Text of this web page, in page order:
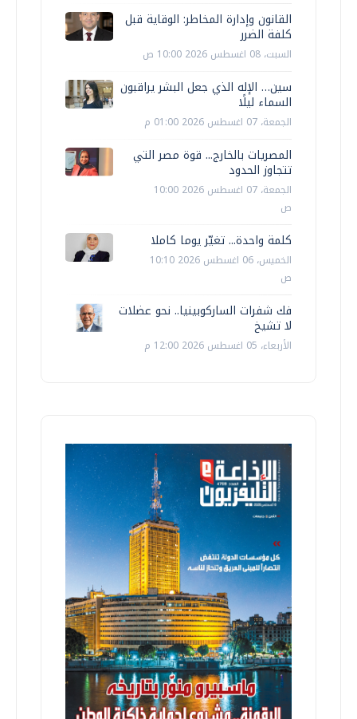
القانون وإدارة المخاطر: الوقاية قبل
كلفة الضرر
السبت، 08 اغسطس 2026 10:00 ص
سين… الإله الذي جعل البشر يراقبون
السماء ليلًا
الجمعة، 07 اغسطس 2026 01:00 م
المصريات بالخارج... قوة مصر التي
تتجاوز الحدود
الجمعة، 07 اغسطس 2026 10:00
ص
كلمة واحدة... تغيّر يوما كاملا
الخميس، 06 اغسطس 2026 10:10
ص
فك شفرات الساركوبينيا.. نحو عضلات
لا تشيخ
الأربعاء، 05 اغسطس 2026 12:00 م